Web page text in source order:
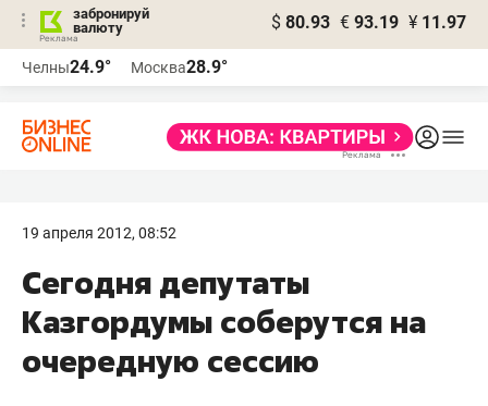
забронируй
валюту
$ 80.93 € 93.19 ¥ 11.97
Челны24.9° Москва28.9°
19 апреля 2012, 08:52
Сегодня депутаты
Казгордумы соберутся на
очередную сессию